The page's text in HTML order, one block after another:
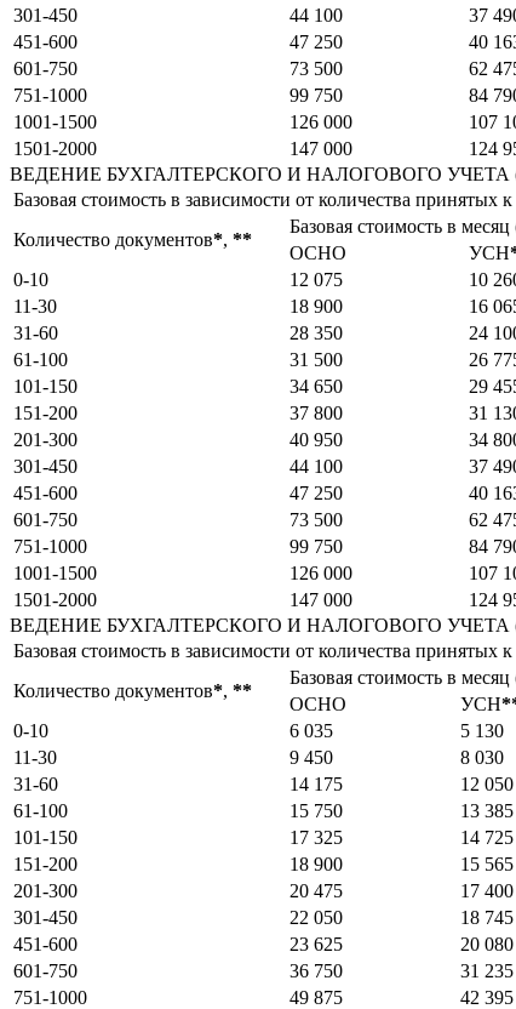
301-450
44 100
37
451-600
47 250
40
601-750
73 500
62
751-1000
99 750
84
1001-1500
126 000
107
1501-2000
147 000
124
ВЕДЕНИЕ БУХГАЛТЕРСКОГО И НАЛОГОВОГО УЧЕТА
Базовая стоимость в зависимости от количества принятых
Количество документов*, **
Базовая стоимость в
ОСНО
УСН
0-10
12 075
10
11-30
18 900
16
31-60
28 350
24
61-100
31 500
26
101-150
34 650
29
151-200
37 800
31
201-300
40 950
34
301-450
44 100
37
451-600
47 250
40
601-750
73 500
62
751-1000
99 750
84
1001-1500
126 000
107
1501-2000
147 000
124
ВЕДЕНИЕ БУХГАЛТЕРСКОГО И НАЛОГОВОГО УЧЕТА
Базовая стоимость в зависимости от количества принятых
Количество документов*, **
Базовая стоимость в
ОСНО
УСН*
0-10
6 035
5 130
11-30
9 450
8 030
31-60
14 175
12 050
61-100
15 750
13 385
101-150
17 325
14 725
151-200
18 900
15 565
201-300
20 475
17 400
301-450
22 050
18 745
451-600
23 625
20 080
601-750
36 750
31 235
751-1000
49 875
42 395